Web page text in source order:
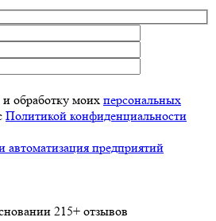
обработку моих персональных
Политикой конфиденциальности
автоматизация предприятий
215+ отзывов